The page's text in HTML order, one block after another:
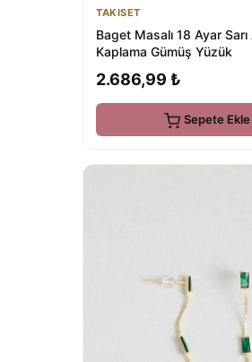
TAKISET
Baget Masalı 18 Ayar Sarı
Kaplama Gümüş Yüzük
2.686,99 ₺
Sepete Ekle